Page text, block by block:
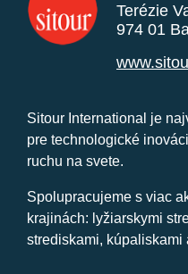
Terézie
974 01
Sitour International je
pre technologické
ruchu na svete.
Spolupracujeme s viac
krajinách: lyžiarskymi
strediskami, kúpaliskami